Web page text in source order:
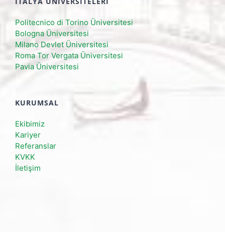
Politecnico di Torino Üniversitesi
Bologna Üniversitesi
Milano Devlet Üniversitesi
Roma Tor Vergata Üniversitesi
Pavia Üniversitesi
KURUMSAL
Ekibimiz
Kariyer
Referanslar
KVKK
İletişim